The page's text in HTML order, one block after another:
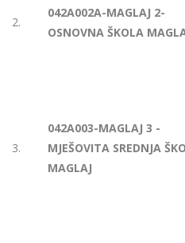
2.
042A002A-MAGLAJ 2-
OSNOVNA ŠKOLA
3.
042A003-MAGLAJ 3 -
MJEŠOVITA SREDNJA
MAGLAJ